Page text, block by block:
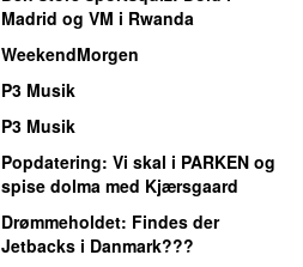
Madrid og VM i Rwanda
WeekendMorgen
P3 Musik
P3 Musik
Popdatering: Vi skal i PARKEN og
spise dolma med Kjærsgaard
Drømmeholdet: Findes der
Jetbacks i Danmark???